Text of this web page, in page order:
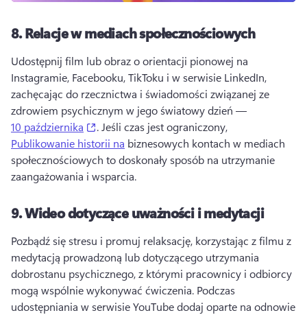
8.Relacje w mediach społecznościowych
Udostępnij film lub obraz o orientacji pionowej na
Instagramie, Facebooku, TikToku i w serwisie LinkedIn,
zachęcając do rzecznictwa i świadomości związanej ze
zdrowiem psychicznym w jego światowy dzień —
10 października
(opens in a new tab)
. Jeśli czas jest ograniczony,
Publikowanie historii na biznesowych kontach w mediach
społecznościowych to doskonały sposób na utrzymanie
zaangażowania i wsparcia.
9.Wideo dotyczące uważności i medytacji
Pozbądź się stresu i promuj relaksację, korzystając z filmu z
medytacją prowadzoną lub dotyczącego utrzymania
dobrostanu psychicznego, z którymi pracownicy i odbiorcy
mogą wspólnie wykonywać ćwiczenia. Podczas
udostępniania w serwisie YouTube dodaj oparte na odnowie